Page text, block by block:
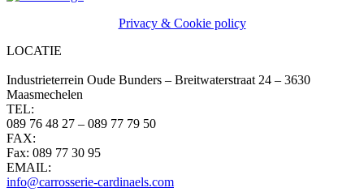
Privacy & Cookie policy
LOCATIE
Industrieterrein Oude Bunders – Breitwaterstraat 24 – 3630
Maasmechelen
TEL:
089 76 48 27 – 089 77 79 50
FAX:
Fax: 089 77 30 95
EMAIL:
info@carrosserie-cardinaels.com